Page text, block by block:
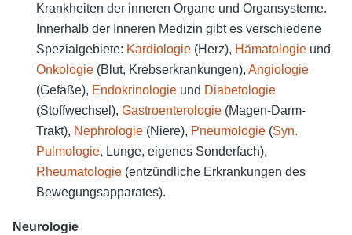
Krankheiten der inneren Organe und Organsysteme.
Innerhalb der Inneren Medizin gibt es verschiedene
Spezialgebiete: Kardiologie (Herz), Hämatologie und
Onkologie (Blut, Krebserkrankungen), Angiologie
(Gefäße), Endokrinologie und Diabetologie
(Stoffwechsel), Gastroenterologie (Magen-Darm-
Trakt), Nephrologie (Niere), Pneumologie (Syn.
Pulmologie, Lunge, eigenes Sonderfach),
Rheumatologie (entzündliche Erkrankungen des
Bewegungsapparates).
Neurologie